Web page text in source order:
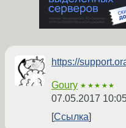
https://
Goury ★★★★★
07.05.2017
Ссылка